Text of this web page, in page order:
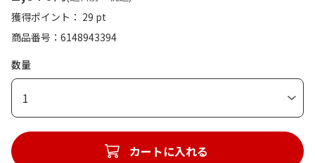
獲得ポイント： 29 pt
商品番号
6148943394
数量
1
カートに入れる